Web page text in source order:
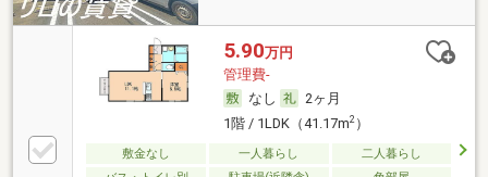
5.90万円
管理費-
なし
2ヶ月
1階 / 1LDK（41.17m2）
敷金なし 一人暮らし
二人暮らし